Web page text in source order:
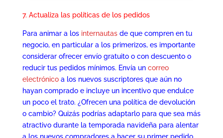
7. Actualiza las políticas de los pedidos
Para animar a los internautasde que compren en tu
negocio, en particular a los primerizos, es importante
considerar ofrecer envío gratuito o con descuento o
reducir tus pedidos mínimos. Envía un correo
electrónicoa los nuevos suscriptores que aún no
hayan comprado e incluye un incentivo que endulce
un poco el trato. ¿Ofrecen una política de devolución
o cambio? Quizás podrías adaptarlo para que sea más
atractivo durante la temporada navideña para alentar